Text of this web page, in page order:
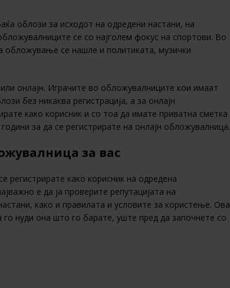
облози за исходот на одредени настани, на
се со најголем фокус на спортови. Во
обложување се нашле и политиката, музички
онлајн. Играчите во обложувалниците кои имаат
без никаква регистрација, а за онлајн
како корисник и со тоа да имате приватна сметка
за да се регистрирате на онлајн обложувалница.
за вас
регистрирате како корисник на одредена
е да ја проверите репутацијата на
како и правилата и условите за користење. Ова
нуди она што го барате, уште пред да започнете со